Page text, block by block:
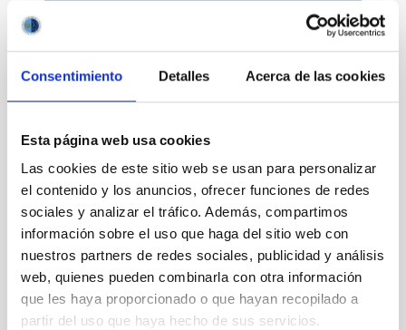
Consentimiento Detalles Acerca de las cookies
Esta página web usa cookies
Las cookies de este sitio web se usan para personalizar
el contenido y los anuncios, ofrecer funciones de redes
sociales y analizar el tráfico. Además, compartimos
información sobre el uso que haga del sitio web con
nuestros partners de redes sociales, publicidad y análisis
web, quienes pueden combinarla con otra información
que les haya proporcionado o que hayan recopilado a
partir del uso que haya hecho de sus servicios.
Divulgación
Movilidad